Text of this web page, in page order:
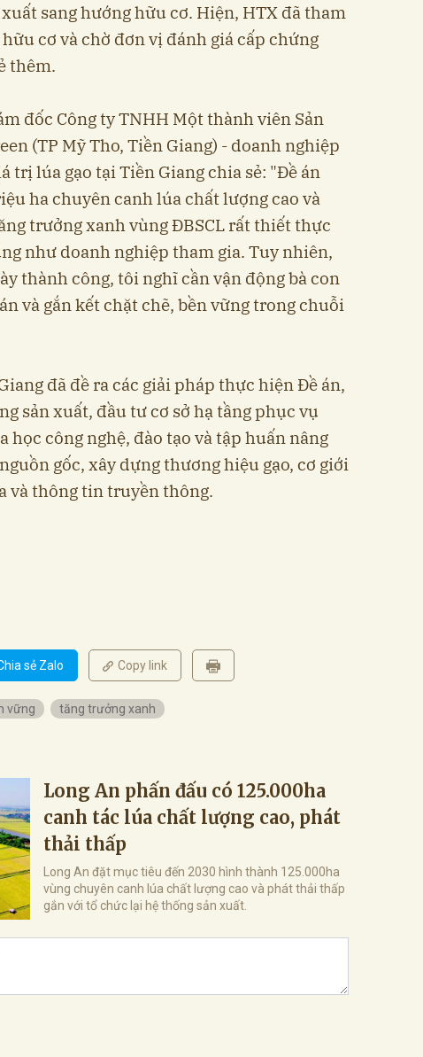
sang hướng hữu cơ. Hiện, HTX đã tham
cơ và chờ đơn vị đánh giá cấp chứng
thêm.
đốc Công ty TNHH Một thành viên Sản
(TP Mỹ Tho, Tiền Giang) - doanh nghiệp
trị lúa gạo tại Tiền Giang chia sẻ: "Đề án
ha chuyên canh lúa chất lượng cao và
trưởng xanh vùng ĐBSCL rất thiết thực
như doanh nghiệp tham gia. Tuy nhiên,
thành công, tôi nghĩ cần vận động bà con
và gắn kết chặt chẽ, bền vững trong chuỗi
đã đề ra các giải pháp thực hiện Đề án,
sản xuất, đầu tư cơ sở hạ tầng phục vụ
học công nghệ, đào tạo và tập huấn nâng
gốc, xây dựng thương hiệu gạo, cơ giới
và thông tin truyền thông.
sẻ Zalo Copy link
vững tăng trưởng xanh
Long An phấn đấu có 125.000ha
canh tác lúa chất lượng cao, phát
thải thấp
Long An đặt mục tiêu đến 2030 hình thành 125.000ha
vùng chuyên canh lúa chất lượng cao và phát thải thấp
gắn với tổ chức lại hệ thống sản xuất.